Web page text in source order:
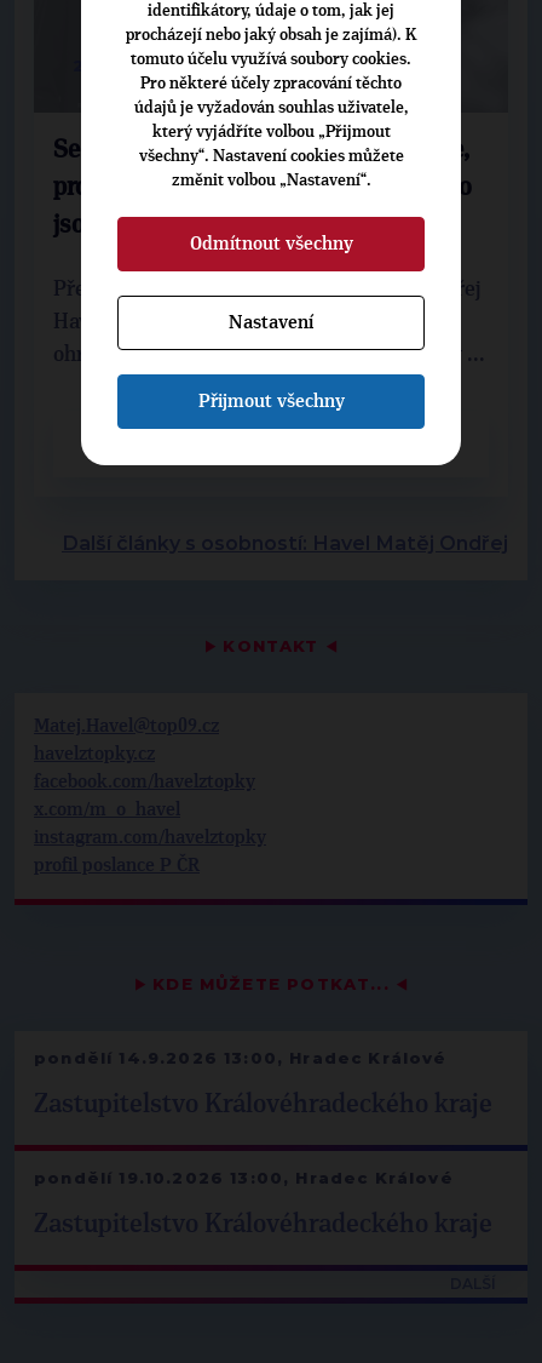
▶ KONTAKT ◀
▶ KDE MŮŽETE POTKAT... ◀
pondělí 14.9.2026 13:00, Hradec Králové
pondělí 19.10.2026 13:00, Hradec Králové
27. 7. 2026
Se slzou v oku vzpomínám na Babiše,
prohlásil šéf opoziční strany Havel. To
jsou paradoxy
Předseda opoziční strany TOP 09 Matěj Ondřej
Havel se podobně jako mnoho dalších ostře
ohradil proti výrokům Andreje Babiše, který ...
identifikátory, údaje o tom, jak jej
procházejí nebo jaký obsah je zajímá). K
tomuto účelu využívá soubory cookies.
Pro některé účely zpracování těchto
údajů je vyžadován souhlas uživatele,
který vyjádříte volbou „Přijmout
všechny“. Nastavení cookies můžete
změnit volbou „Nastavení“.
Odmítnout všechny
Nastavení
Přijmout všechny